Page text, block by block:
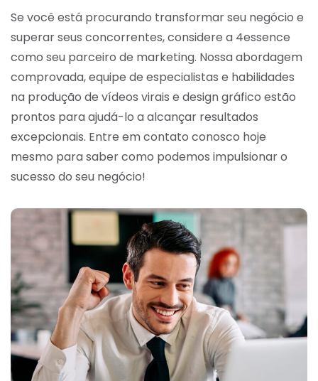
Se você está procurando transformar seu negócio e
superar seus concorrentes, considere a 4essence
como seu parceiro de marketing. Nossa abordagem
comprovada, equipe de especialistas e habilidades
na produção de vídeos virais e design gráfico estão
prontos para ajudá-lo a alcançar resultados
excepcionais. Entre em contato conosco hoje
mesmo para saber como podemos impulsionar o
sucesso do seu negócio!